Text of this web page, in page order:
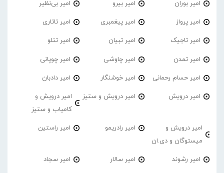
امیر‌ بوران امیر بیرو امیر بی‌نظیر
امیر پرواز امیر پیغمبری امیر تاتاری
امیر تاجیک امیر تبیان امیر تتلو
امیر تمدن امیر چاوشی امیر چوپانی
امیر حسام رحمانی امیر خوشنگار امیر دادبان
امیر درویش امیر درویش و ستیز
امیر درویش و
کامیاب و ستیز
امیر درویش و
میستوگان و دی.ان
امیر رادریمو امیر راستین
امیر رشوند امیر سالار امیر سجاد